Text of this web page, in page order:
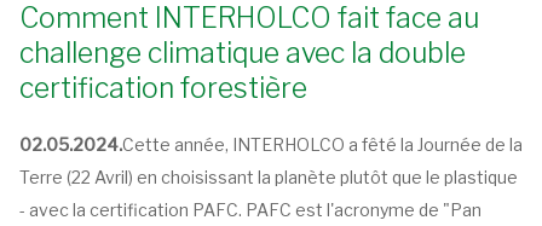
Comment INTERHOLCO fait face au
challenge climatique avec la double
certification forestière
02.05.2024.Cette année, INTERHOLCO a fêté la Journée de la
Terre (22 Avril) en choisissant la planète plutôt que le plastique
- avec la certification PAFC. PAFC est l'acronyme de "Pan